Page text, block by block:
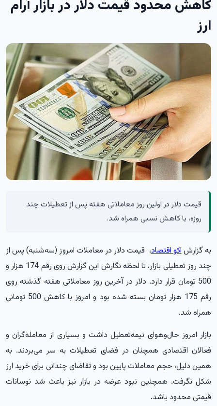
کاهش محدود قیمت دلار در بازار آرام
ارز
قیمت دلار در اولین روز معاملاتی هفته پس از تعطیلات چند
روزه، با کاهش نسبی همراه شد.
به گزارشاکو اقتصاد، قیمت دلار در معاملات امروز (سه‌شنبه) پس از
چند روز تعطیلی بازار، تا لحظه نگارش این گزارش روی رقم 174 هزار و
500 تومان قرار دارد. دلار در آخرین روز معاملاتی هفته گذشته روی
رقم 175 هزار تومان بسته شده بود و امروز با کاهش 500 تومانی
همراه شد.
بازار امروز حال‌وهوای نیمه‌تعطیل داشت و بسیاری از معامله‌گران و
فعالان اقتصادی همچنان در فضای تعطیلات به سر می‌بردند. به
همین دلیل، حجم معاملات پایین بود و تقاضای چندانی برای خرید ارز
شکل نگرفت. همچنین نبود عرضه در بازار نیز باعث شد نوسانات
قیمتی محدود باشد.